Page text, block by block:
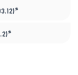
*
*